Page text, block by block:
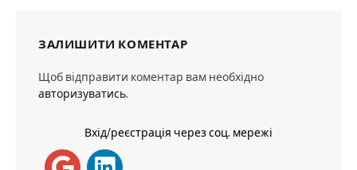
ЗАЛИШИТИ КОМЕНТАР
Щоб відправити коментар вам необхідно
авторизуватись.
Вхід/реєстрація через соц. мережі